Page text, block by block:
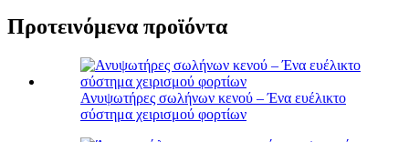
Προτεινόμενα προϊόντα
Ανυψωτήρες σωλήνων κενού – Ένα ευέλικτο
σύστημα χειρισμού φορτίων